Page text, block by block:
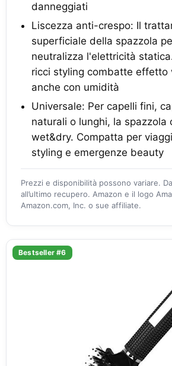
danneggiati
Liscezza anti-crespo: Il
superficiale della spazzola
neutralizza l'elettricità
ricci styling combatte effetto
anche con umidità
Universale: Per capelli fini,
naturali o lunghi, la spazzola
wet&dry. Compatta per
styling e emergenze beauty
Prezzi e disponibilità possono variare.
all’ultimo recupero. Amazon e il logo
Amazon.com, Inc. o sue affiliate.
Bestseller #6